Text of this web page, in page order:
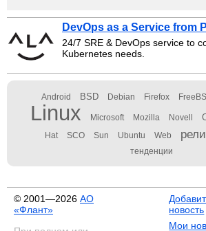
DevOps as a Service from
24/7 SRE & DevOps service to
Kubernetes needs.
Android BSD Debian Firefox
Linux Microsoft Mozilla Novell
Hat SCO Sun Ubuntu Web
тенденции
© 2001—2026 АО
«Флант»
новость
Мои